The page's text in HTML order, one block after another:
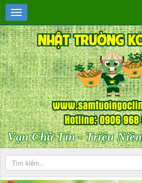
Vạn Chữ Tín - Triệu